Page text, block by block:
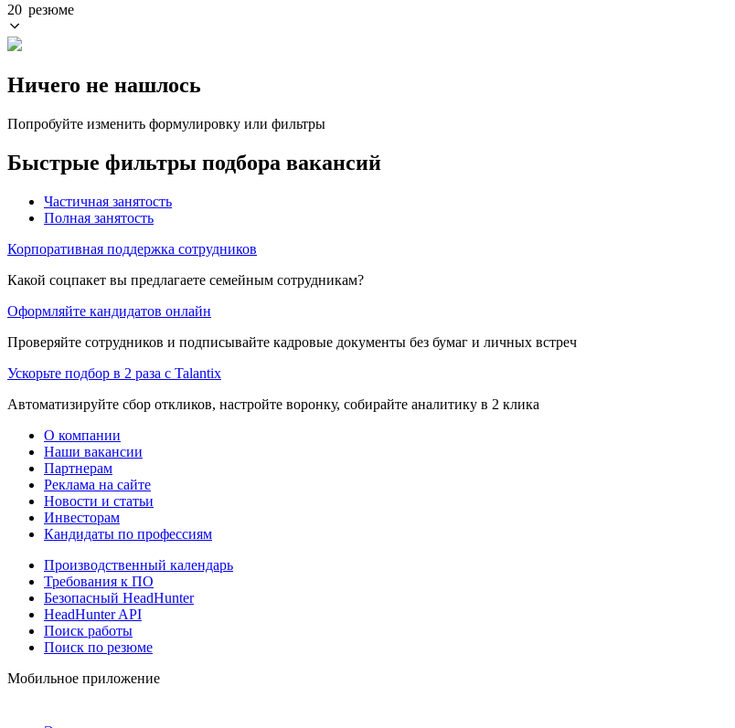
20 резюме
Ничего не нашлось
Попробуйте изменить формулировку или фильтры
Быстрые фильтры подбора вакансий
Частичная занятость
Полная занятость
Корпоративная поддержка сотрудников
Какой соцпакет вы предлагаете семейным сотрудникам?
Оформляйте кандидатов онлайн
Проверяйте сотрудников и подписывайте кадровые документы без бумаг и личных встреч
Ускорьте подбор в 2 раза с Talantix
Автоматизируйте сбор откликов, настройте воронку, собирайте аналитику в 2 клика
О компании
Наши вакансии
Партнерам
Реклама на сайте
Новости и статьи
Инвесторам
Кандидаты по профессиям
Производственный календарь
Требования к ПО
Безопасный HeadHunter
HeadHunter API
Поиск работы
Поиск по резюме
Мобильное приложение